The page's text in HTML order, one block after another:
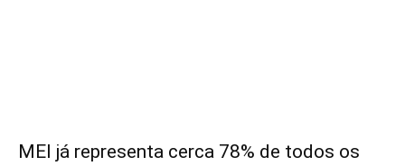
MEI já representa cerca 78% de todos os